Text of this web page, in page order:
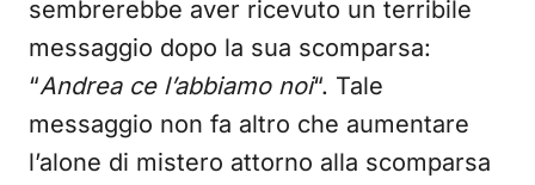
sembrerebbe aver ricevuto un terribile
messaggio dopo la sua scomparsa:
“Andrea ce l’abbiamo noi“. Tale
messaggio non fa altro che aumentare
l’alone di mistero attorno alla scomparsa